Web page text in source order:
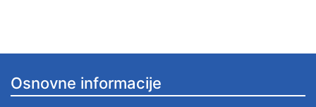
Osnovne informacije